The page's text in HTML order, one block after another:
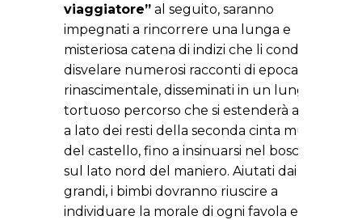
viaggiatore” al seguito, saranno
impegnati a rincorrere una lunga e
misteriosa catena di indizi che li condurrà a
disvelare numerosi racconti di epoca
rinascimentale, disseminati in un lungo e
tortuoso percorso che si estenderà anche
a lato dei resti della seconda cinta muraria
del castello, fino a insinuarsi nel bosco sito
sul lato nord del maniero. Aiutati dai più
grandi, i bimbi dovranno riuscire a
individuare la morale di ogni favola e a